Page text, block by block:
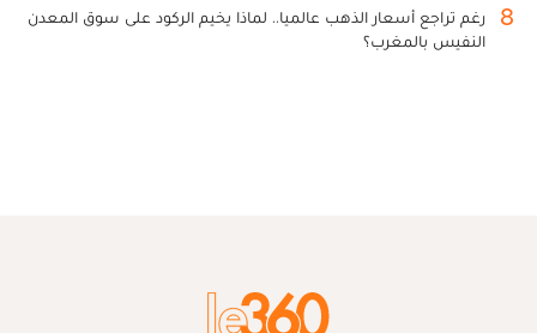
8
رغم تراجع أسعار الذهب عالميا.. لماذا يخيم الركود على سوق المعدن
النفيس بالمغرب؟